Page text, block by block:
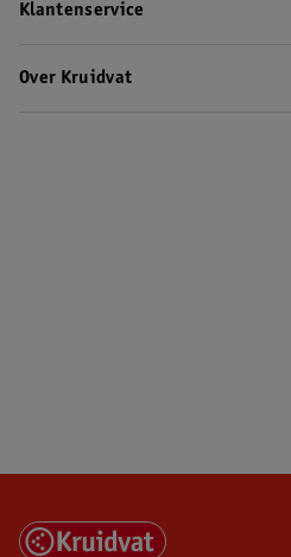
Klantenservice
Over Kruidvat